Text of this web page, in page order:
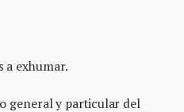
a exhumar.
general y particular del